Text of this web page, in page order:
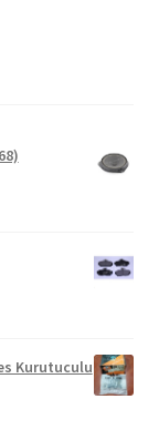
Kurutuculu